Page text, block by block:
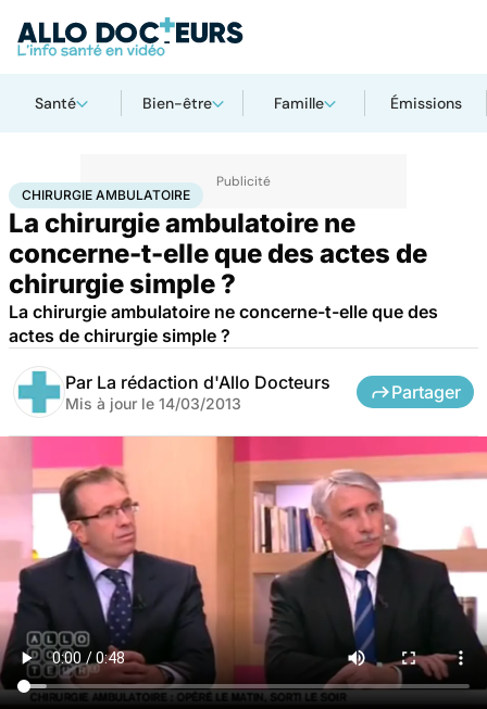
Santé Bien-être Famille Émissions
AccueilSantéMaladiesChirurgie ambulatoire
CHIRURGIE AMBULATOIRE
La chirurgie ambulatoire ne
concerne-t-elle que des actes de
chirurgie simple ?
La chirurgie ambulatoire ne concerne-t-elle que des
actes de chirurgie simple ?
Par La rédaction d'Allo Docteurs
Mis à jour le 14/03/2013
Partager